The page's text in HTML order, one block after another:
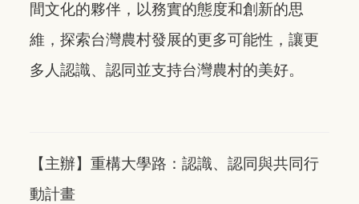
間文化的夥伴，以務實的態度和創新的思
維，探索台灣農村發展的更多可能性，讓更
多人認識、認同並支持台灣農村的美好。
【主辦】重構大學路：認識、認同與共同行
動計畫